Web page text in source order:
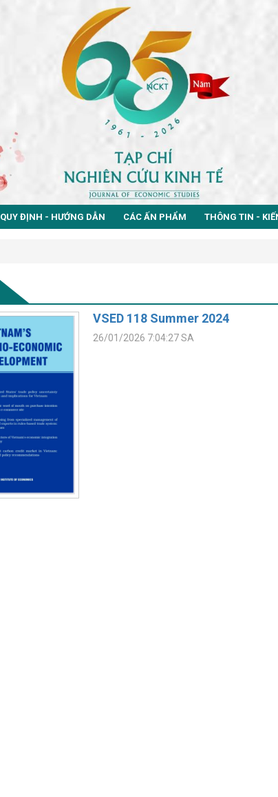
QUY ĐỊNH - HƯỚNG DẪN CÁC ẤN PHẨM THÔNG TIN -
VSED 118 Summer 2024
26/01/2026 7:04:27 SA